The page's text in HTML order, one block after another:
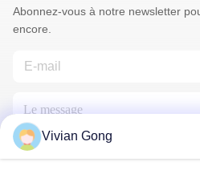
Abonnez-vous à notre newsletter
encore.
Vivian Gong